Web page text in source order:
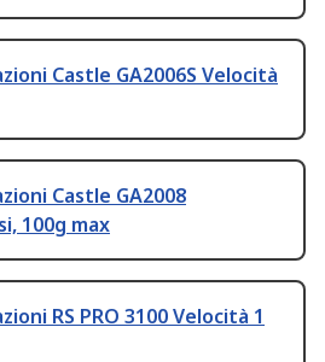
Castle GA2006S Velocità
Castle GA2008
100g max
RS PRO 3100 Velocità 1